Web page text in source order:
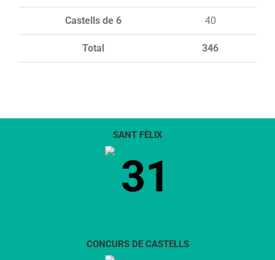
Total 346
Castells de 6 40
SANT FÈLIX
31
CONCURS DE CASTELLS